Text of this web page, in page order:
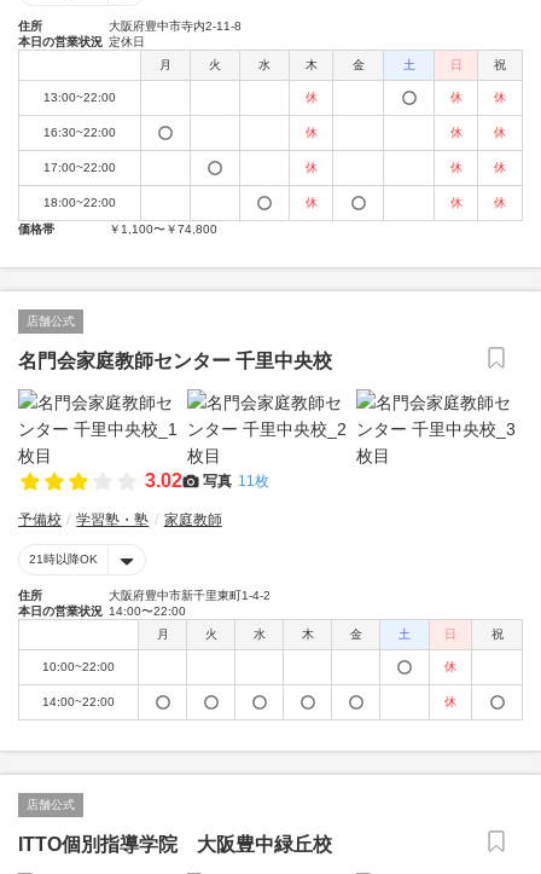
住所
大阪府豊中市寺内2-11-8
本日の営業状況 定休日
月
火 水 木 金 土 日 祝
13:00~22:00 休 休 休
16:30~22:00 休 休 休
17:00~22:00 休 休 休
18:00~22:00 休 休
休
価格帯
￥1,100〜￥74,800
店舗公式
名門会家庭教師センター 千里中央校
3.02 写真 11枚
予備校 学習塾・塾 家庭教師
21時以降OK
住所
大阪府豊中市新千里東町1-4-2
本日の営業状況 14:00〜22:00
月
火 水 木 金 土 日 祝
10:00~22:00 休
14:00~22:00 休
店舗公式
ITTO個別指導学院 大阪豊中緑丘校